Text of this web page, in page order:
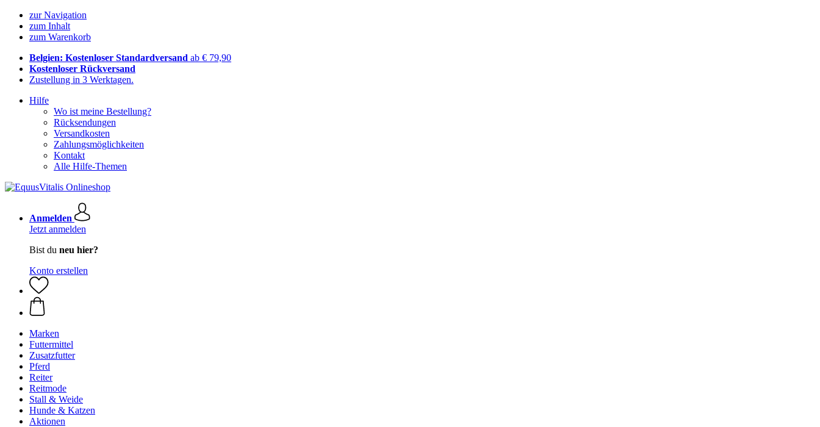
zur Navigation
zum Inhalt
zum Warenkorb
Belgien: Kostenloser Standardversand ab € 79,90
Kostenloser Rückversand
Zustellung in 3 Werktagen.
Hilfe
Wo ist meine Bestellung?
Rücksendungen
Versandkosten
Zahlungsmöglichkeiten
Kontakt
Alle Hilfe-Themen
Anmelden
Jetzt anmelden
Bist du neu hier?
Konto erstellen
Marken
Futtermittel
Zusatzfutter
Pferd
Reiter
Reitmode
Stall & Weide
Hunde & Katzen
Aktionen